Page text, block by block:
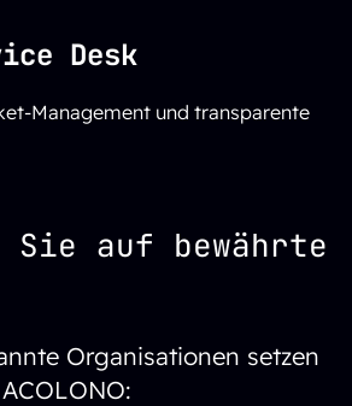
Desk
Management und transparente
Sie auf bewährte
Organisationen setzen